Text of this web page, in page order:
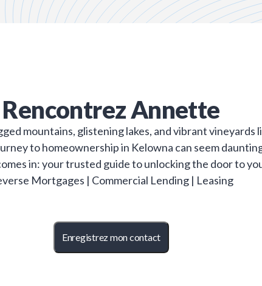
RencontrezAnnette
mountains, glistening lakes, and vibrant
to homeownership in Kelowna can seem
in: your trusted guide to unlocking the door to
Mortgages | Commercial Lending | Leasing
Enregistrez mon contact